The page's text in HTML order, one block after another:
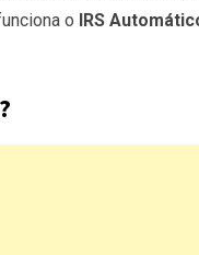
o IRS